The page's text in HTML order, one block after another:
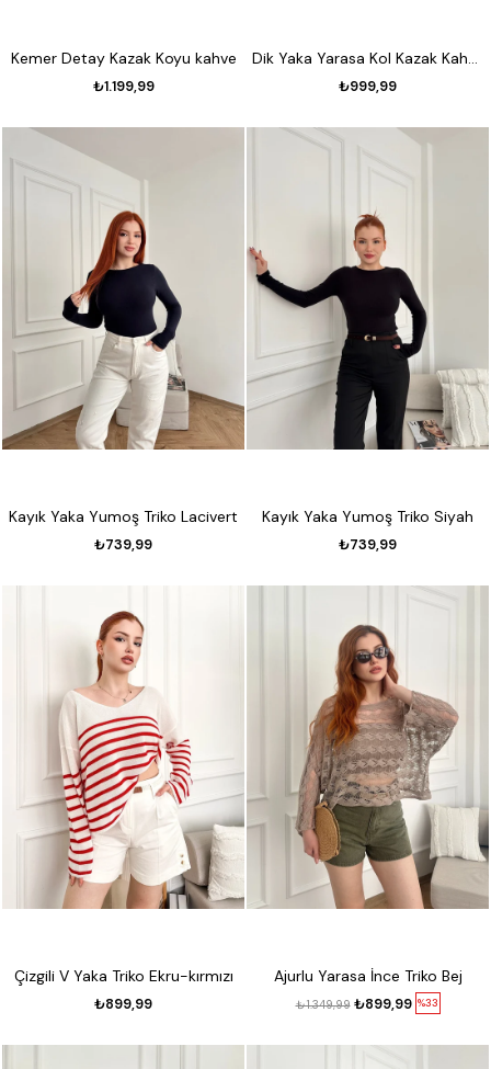
Kemer Detay Kazak Koyu kahve
₺1.199,99 ₺999,99
Kayık Yaka Yumoş Triko Lacivert
₺739,99
Kayık Yaka Yumoş Triko Siyah
₺739,99
Çizgili V Yaka Triko Ekru-kırmızı
₺899,99
Ajurlu Yarasa İnce Triko Bej
%33
₺899,99
₺1.349,99